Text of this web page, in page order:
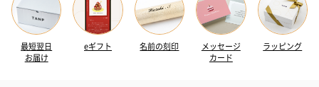
最短翌日
お届け
eギフト 名前の刻印
メッセージ
カード
ラッピング